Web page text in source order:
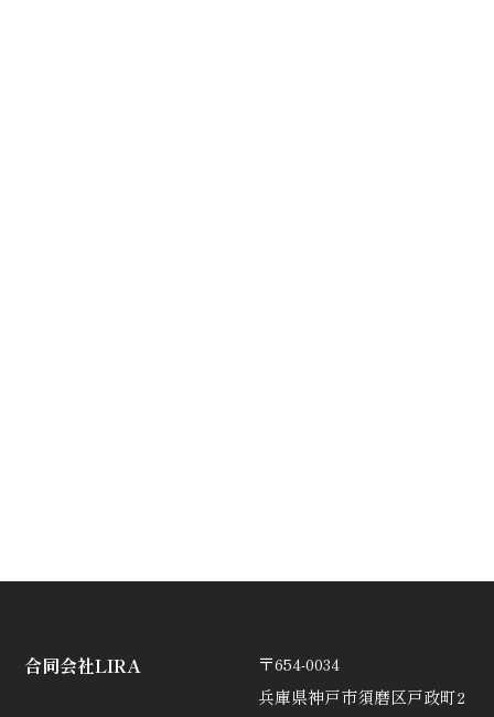
合同会社LIRA
〒654-0034
兵庫県神戸市須磨区戸政町2